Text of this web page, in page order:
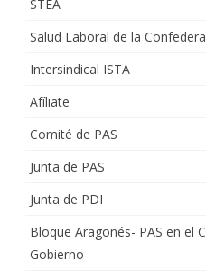
STEA
Salud Laboral de la
Intersindical ISTA
Afíliate
Comité de PAS
Junta de PAS
Junta de PDI
Bloque Aragonés- PAS en el
Gobierno